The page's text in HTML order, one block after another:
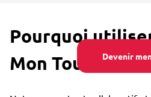
Devenir
Pourquoi
Mon Toutou ?